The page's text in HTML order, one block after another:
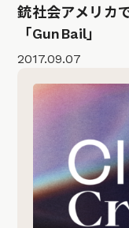
銃社会アメリカ
「GunBail」
2017.09.07